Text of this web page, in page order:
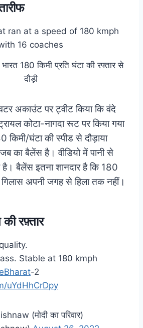
180 किमी प्रति घंटा की रफ्तार से
दौड़ी
अकाउंट पर ट्वीट किया कि वंदे
कोटा-नागदा रूट पर किया गया
घंटा की स्पीड से दौड़ाया
का बैलेंस है। वीडियो में पानी से
है। बैलेंस इतना शानदार है कि 180
गिलास अपनी जगह से हिला तक नहीं।
की रफ़्तार
Stable at 180 kmph
-2
uYdHhCrDpy
(मोदी का परिवार)